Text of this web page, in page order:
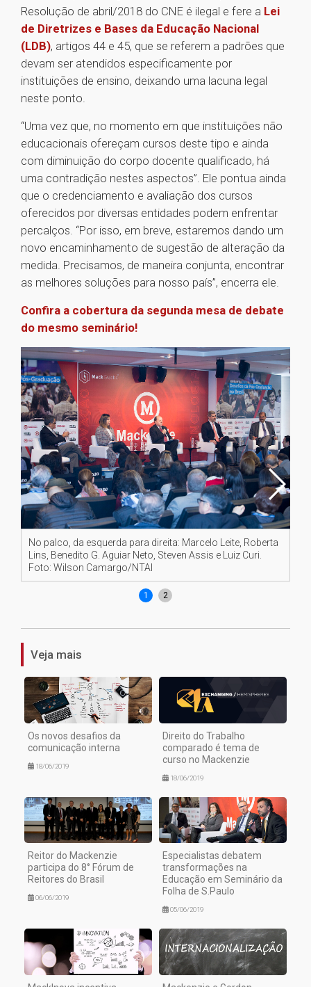
Resolução de abril/2018 do CNE é ilegal e fere a Lei
de Diretrizes e Bases da Educação Nacional
(LDB), artigos 44 e 45, que se referem a padrões que
devam ser atendidos especificamente por
instituições de ensino, deixando uma lacuna legal
neste ponto.
“Uma vez que, no momento em que instituições não
educacionais ofereçam cursos deste tipo e ainda
com diminuição do corpo docente qualificado, há
uma contradição nestes aspectos”. Ele pontua ainda
que o credenciamento e avaliação dos cursos
oferecidos por diversas entidades podem enfrentar
percalços. “Por isso, em breve, estaremos dando um
novo encaminhamento de sugestão de alteração da
medida. Precisamos, de maneira conjunta, encontrar
as melhores soluções para nosso país”, encerra ele.
Confira a cobertura da segunda mesa de debate
do mesmo seminário!
No palco, da esquerda para direita: Marcelo Leite, Roberta
Lins, Benedito G. Aguiar Neto, Steven Assis e Luiz Curi.
Foto: Wilson Camargo/NTAI
1 2
Veja mais
Os novos desafios da
comunicação interna
18/06/2019
Direito do Trabalho
comparado é tema de
curso no Mackenzie
18/06/2019
Reitor do Mackenzie
participa do 8° Fórum de
Reitores do Brasil
06/06/2019
Especialistas debatem
transformações na
Educação em Seminário da
Folha de S.Paulo
05/06/2019